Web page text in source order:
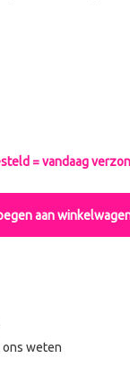
= vandaag
aan
ons weten